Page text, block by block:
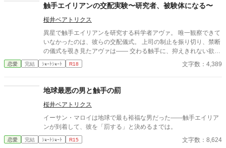
触手エイリアンの交配実験〜研究者、被験体になる〜
桜井ベアトリクス
異星で触手エイリアンを研究する科学者アヴァ。 唯一観察できて
いなかったのは、彼らの交配儀式。 上司の制止を振り切り、禁断
の儀式を覗き見たアヴァは―― 交わる触手に、抑えきれない欲望
を覚える。 「私も……私も交配したい」 太く長い触手が、体の奥
深くまで侵入してくる。 研究者が、快楽の実験体になる夜。
恋愛 完結 ｼｮｰﾄｼｮｰﾄ R18 文字数：4,389
地球最悪の男と触手の罰
桜井ベアトリクス
イーサン・マロイは地球で最も裕福な男だった——触手エイリア
ンが到着して、彼を「罰する」と決めるまでは。
恋愛 完結 ｼｮｰﾄｼｮｰﾄ R15 文字数：8,624